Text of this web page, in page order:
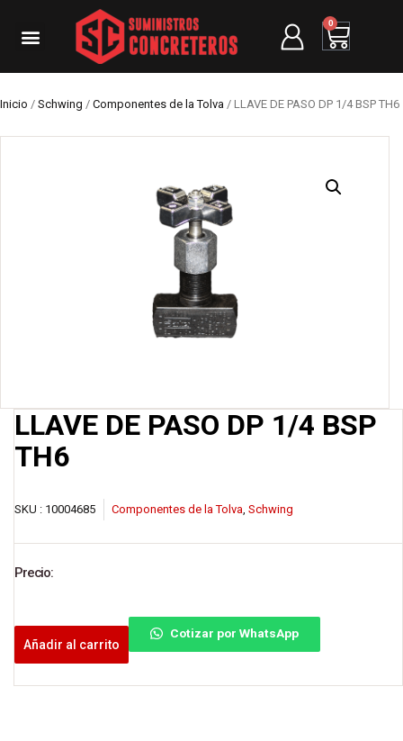
0
Inicio / Schwing / Componentes de la Tolva / LLAVE DE PASO DP 1/4 BSP TH6
LLAVE DE PASO DP 1/4 BSP
TH6
SKU : 10004685 Componentes de la Tolva Schwing
Precio:
Añadir al carrito
Cotizar por WhatsApp